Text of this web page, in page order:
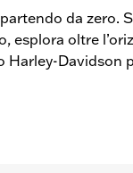
da zero.
esplora oltre
Harley-Davidson